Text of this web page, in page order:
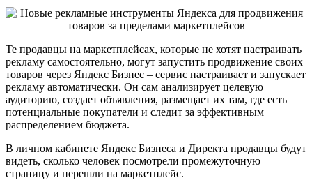
Те продавцы на маркетплейсах, которые не хотят настраивать
рекламу самостоятельно, могут запустить продвижение своих
товаров через Яндекс Бизнес – сервис настраивает и запускает
рекламу автоматически. Он сам анализирует целевую
аудиторию, создает объявления, размещает их там, где есть
потенциальные покупатели и следит за эффективным
распределением бюджета.
В личном кабинете Яндекс Бизнеса и Директа продавцы будут
видеть, сколько человек посмотрели промежуточную
страницу и перешли на маркетплейс.